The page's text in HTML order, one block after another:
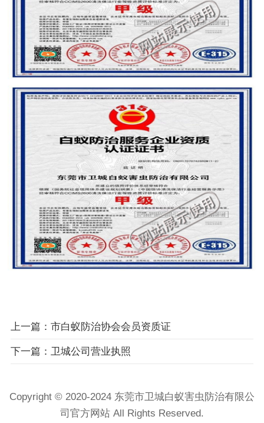
上一篇：市白蚁防治协会会员资质证
下一篇：卫城公司营业执照
Copyright © 2020-2024 东莞市卫城白蚁害虫防治有限公
司官方网站 All Rights Reserved.